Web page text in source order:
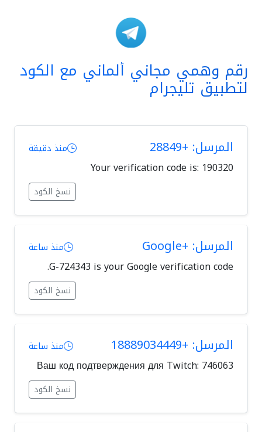
رقم وهمي مجاني ألماني مع الكود
لتطبيق تليجرام
المرسل: +28849 منذ دقيقة
Your verification code is: 190320
نسخ الكود
المرسل: +Google منذ ساعة
G-724343 is your Google verification code.
نسخ الكود
المرسل: +18889034449 منذ ساعة
Ваш код подтверждения для Twitch: 746063
نسخ الكود